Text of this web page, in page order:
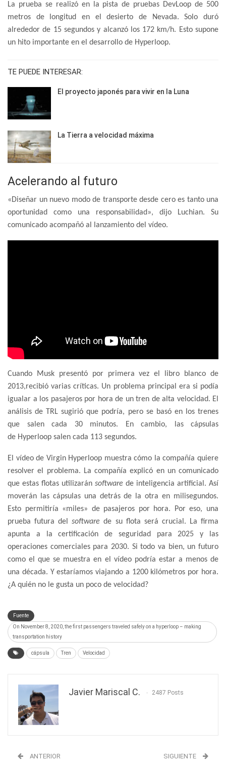
La prueba se realizó en la pista de pruebas DevLoop de 500
metros de longitud en el desierto de Nevada. Solo duró
alrededor de 15 segundos y alcanzó los 172 km/h. Esto supone
un hito importante en el desarrollo de Hyperloop.
TE PUEDE INTERESAR:
El proyecto japonés para vivir en la Luna
La Tierra a velocidad máxima
Acelerando al futuro
«Diseñar un nuevo modo de transporte desde cero es tanto una
oportunidad como una responsabilidad», dijo Luchian. Su
comunicado acompañó al lanzamiento del vídeo.
Cuando Musk presentó por primera vez el libro blanco de
2013,recibió varias críticas. Un problema principal era si podía
igualar a los pasajeros por hora de un tren de alta velocidad. El
análisis de TRL sugirió que podría, pero se basó en los trenes
que salen cada 30 minutos. En cambio, las cápsulas
de Hyperloop salen cada 113 segundos.
El vídeo de Virgin Hyperloop muestra cómo la compañía quiere
resolver el problema. La compañía explicó en un comunicado
que estas flotas utilizarán software de inteligencia artificial. Así
moverán las cápsulas una detrás de la otra en milisegundos.
Esto permitiría «miles» de pasajeros por hora. Por eso, una
prueba futura delsoftware de su flota será crucial. La firma
apunta a la certificación de seguridad para 2025 y las
operaciones comerciales para 2030. Si todo va bien, un futuro
como el que se muestra en el vídeo podría estar a menos de
una década. Y estaríamos viajando a 1200 kilómetros por hora.
¿A quién no le gusta un poco de velocidad?
Fuente
On November 8, 2020, the first passengers traveled safely on a hyperloop – making
transportation history
cápsula Tren Velocidad
Javier Mariscal C. 2487 Posts
ANTERIOR SIGUIENTE